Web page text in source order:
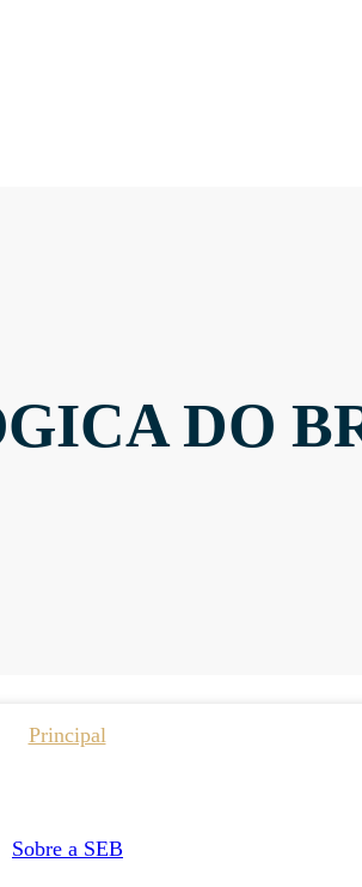
DO
Principal
Sobre a SEB